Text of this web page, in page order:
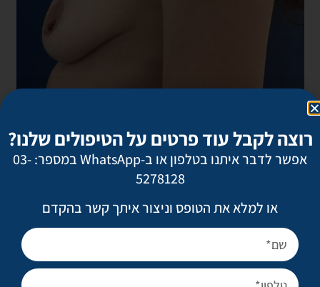
רוצה לקבל עוד פרטים על הטיפולים שלנו?
אפשר לדבר איתנו בטלפון או ב-WhatsApp במספר: 03-
5278128
או למלא את הטופס וניצור איתך קשר בהקדם